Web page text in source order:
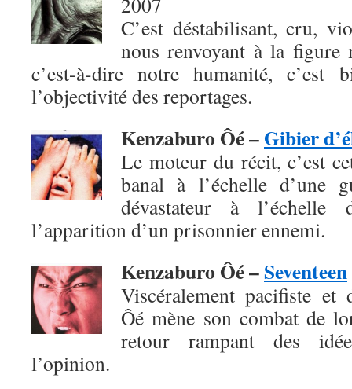
C’est déstabilisant, cru,
nous renvoyant à la figure
c’est-à-dire notre humanité, c’est
l’objectivité des reportages.
Kenzaburo Ôé –Gibier
Le moteur du récit, c’est
banal à l’échelle d’une
dévastateur à
l’apparition d’un prisonnier ennemi.
Kenzaburo Ôé –Seventeen
Viscéralement pacifiste et
Ôé mène son combat de
retour rampant des
l’opinion.